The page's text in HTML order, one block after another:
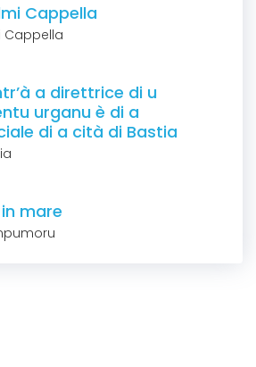
Cappella
Cappella
a direttrice di u
urganu è di a
di a cità di Bastia
mare